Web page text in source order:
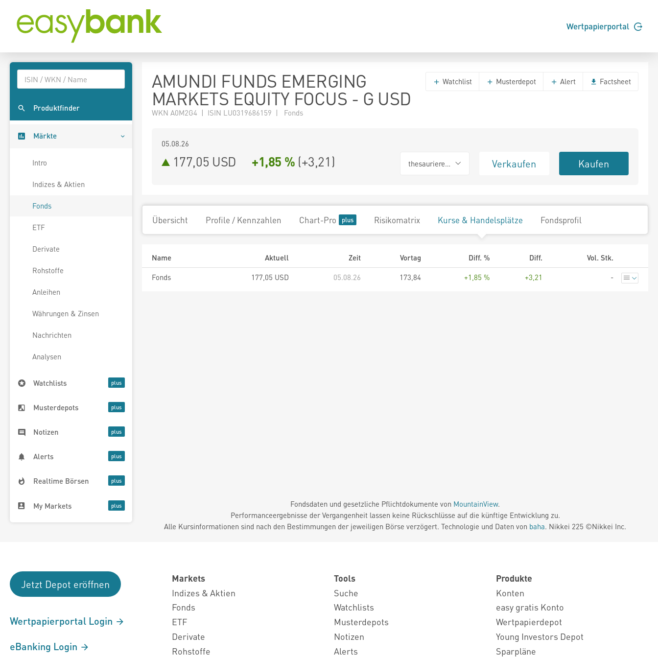
Wertpapierportal
Produktfinder
Märkte
Intro
Indizes & Aktien
Fonds
ETF
Derivate
Rohstoffe
Anleihen
Währungen & Zinsen
Nachrichten
Analysen
Watchlists
Musterdepots
Notizen
Alerts
Realtime Börsen
My Markets
AMUNDI FUNDS EMERGING
MARKETS EQUITY FOCUS - G USD
WKN A0M2G4 | ISIN LU0319686159 | Fonds
Watchlist Musterdepot Alert Factsheet
05.08.26
177,05 USD +1,85 % (+3,21) thesaurierend Verkaufen Kaufen
Übersicht Profile / Kennzahlen Chart-Pro Risikomatrix Kurse & Handelsplätze Fondsprofil
Name Aktuell Zeit Vortag Diff. % Diff.
Vol. Stk.
Fonds
177,05 USD 05.08.26 173,84 +1,85 % +3,21 -
Fondsdaten und gesetzliche Pflichtdokumente von MountainView.
Performanceergebnisse der Vergangenheit lassen keine Rückschlüsse auf die künftige Entwicklung zu.
Alle Kursinformationen sind nach den Bestimmungen der jeweiligen Börse verzögert. Technologie und Daten von baha. Nikkei 225 ©Nikkei Inc.
Jetzt Depot eröffnen
Wertpapierportal Login
eBanking Login
Markets
Indizes & Aktien
Fonds
ETF
Derivate
Rohstoffe
Tools
Suche
Watchlists
Musterdepots
Notizen
Alerts
Produkte
Konten
easy gratis Konto
Wertpapierdepot
Young Investors Depot
Sparpläne